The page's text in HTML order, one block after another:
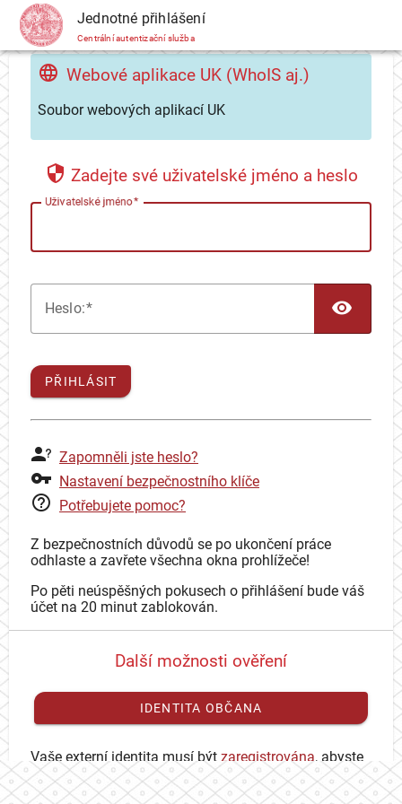
CAS Jednotné přihlášení
Centrální autentizační služba
Webové aplikace UK (WhoIS aj.)
Soubor webových aplikací UK
Zadejte své uživatelské jméno a heslo
Uživatelské jméno
Heslo:
PŘIHLÁSIT
Zapomněli jste heslo?
Nastavení bezpečnostního klíče
Potřebujete pomoc?
Z bezpečnostních důvodů se po ukončení práce
odhlaste a zavřete všechna okna prohlížeče!
Po pěti neúspěšných pokusech o přihlášení bude váš
účet na 20 minut zablokován.
Další možnosti ověření
IDENTITA OBČANA
Vaše externí identita musí být zaregistrována, abyste
se mohli přihlásit ke svému CAS účtu.